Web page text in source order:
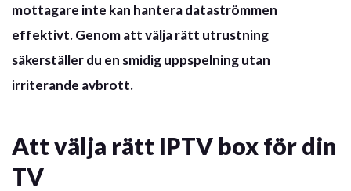
mottagare inte kan hantera dataströmmen
effektivt. Genom att välja rätt utrustning
säkerställer du en smidig uppspelningutan
irriterande avbrott.
Att välja rätt IPTV box för din
TV